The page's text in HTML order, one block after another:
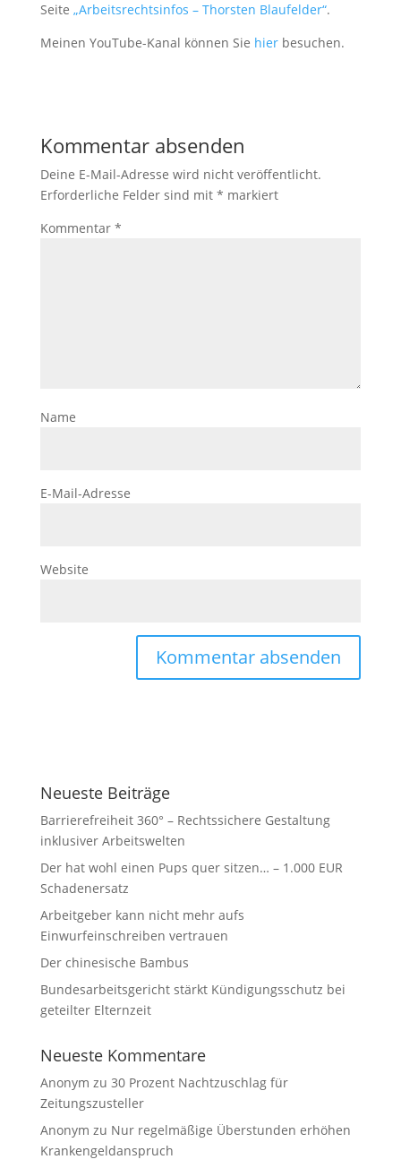
Seite „Arbeitsrechtsinfos – Thorsten Blaufelder“.
Meinen YouTube-Kanal können Sie hierbesuchen.
Kommentar absenden
Deine E-Mail-Adresse wird nicht veröffentlicht.
Erforderliche Felder sind mit * markiert
Kommentar *
Name
E-Mail-Adresse
Website
Neueste Beiträge
Barrierefreiheit 360° – Rechtssichere Gestaltung
inklusiver Arbeitswelten
Der hat wohl einen Pups quer sitzen… – 1.000 EUR
Schadenersatz
Arbeitgeber kann nicht mehr aufs
Einwurfeinschreiben vertrauen
Der chinesische Bambus
Bundesarbeitsgericht stärkt Kündigungsschutz bei
geteilter Elternzeit
Neueste Kommentare
Anonym zu 30 Prozent Nachtzuschlag für
Zeitungszusteller
Anonym zu Nur regelmäßige Überstunden erhöhen
Krankengeldanspruch